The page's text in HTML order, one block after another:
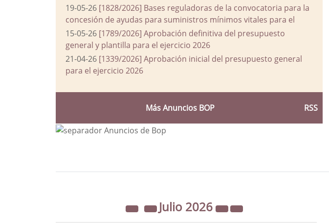
19-05-26 [1828/2026] Bases reguladoras de la convocatoria para la
concesión de ayudas para suministros mínimos vitales para el
15-05-26 [1789/2026] Aprobación definitiva del presupuesto
general y plantilla para el ejercicio 2026
21-04-26 [1339/2026] Aprobación inicial del presupuesto general
para el ejercicio 2026
Más Anuncios BOP RSS
Julio 2026